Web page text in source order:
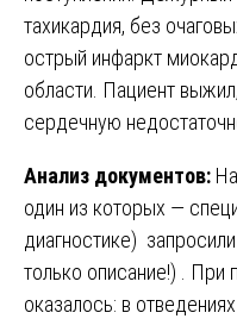
тахикардия, без
острый инфаркт
области. Пациент
сердечную
Анализ документов:
один из которых —
диагностике)
только описание!) . При
оказалось: в